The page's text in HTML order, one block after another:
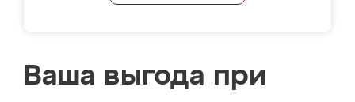
Ваша выгода при